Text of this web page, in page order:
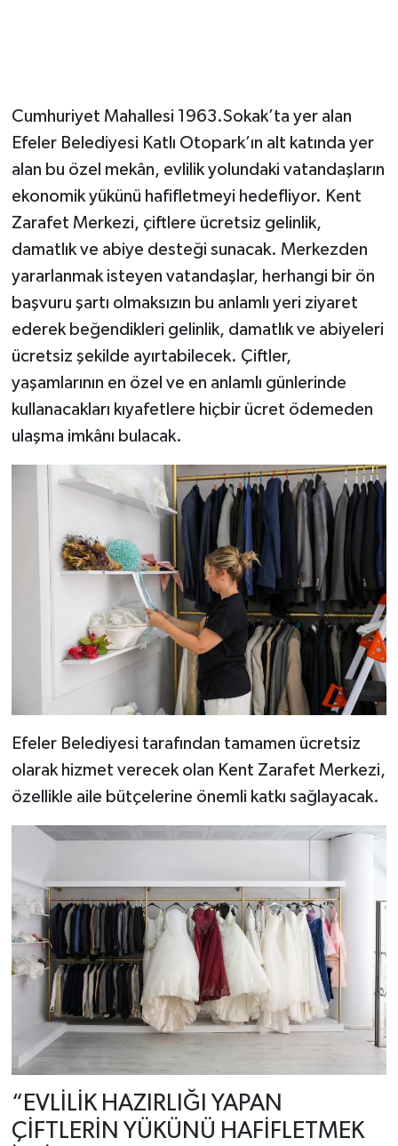
Cumhuriyet Mahallesi 1963.Sokak’ta yer alan
Efeler Belediyesi Katlı Otopark’ın alt katında yer
alan bu özel mekân, evlilik yolundaki vatandaşların
ekonomik yükünü hafifletmeyi hedefliyor. Kent
Zarafet Merkezi, çiftlere ücretsiz gelinlik,
damatlık ve abiye desteği sunacak. Merkezden
yararlanmak isteyen vatandaşlar, herhangi bir ön
başvuru şartı olmaksızın bu anlamlı yeri ziyaret
ederek beğendikleri gelinlik, damatlık ve abiyeleri
ücretsiz şekilde ayırtabilecek. Çiftler,
yaşamlarının en özel ve en anlamlı günlerinde
kullanacakları kıyafetlere hiçbir ücret ödemeden
ulaşma imkânı bulacak.
Efeler Belediyesi tarafından tamamen ücretsiz
olarak hizmet verecek olan Kent Zarafet Merkezi,
özellikle aile bütçelerine önemli katkı sağlayacak.
“EVLİLİK HAZIRLIĞI YAPAN
ÇİFTLERİN YÜKÜNÜ HAFİFLETMEK